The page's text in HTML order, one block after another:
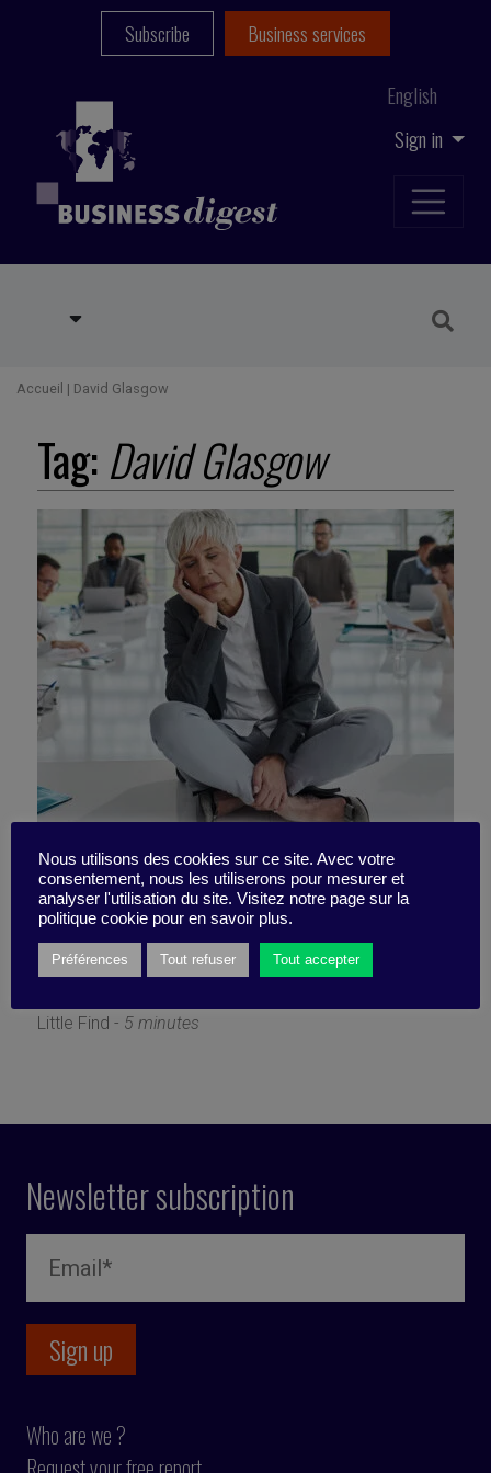
Sign in
English
Subscribe Business services
Accueil | David Glasgow
Tag: David Glasgow
Defusing a touchy topic like
identity
Little Find - 5 minutes
Newsletter subscription
Who are we ?
Nous utilisons des cookies sur ce site. Avec votre
consentement, nous les utiliserons pour mesurer et
analyser l'utilisation du site. Visitez notre page sur la
politique cookie pour en savoir plus.
Préférences Tout refuser Tout accepter